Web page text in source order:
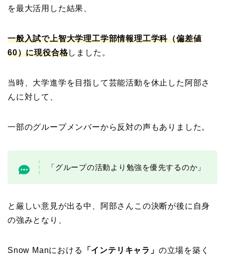
を最大活用した結果、
一般入試で上智大学理工学部情報理工学科（偏差値
60）に現役合格しました。
当時、大学進学を目指して芸能活動を休止した阿部さ
んに対して、
一部のグループメンバーから反対の声もありました。
「グループの活動より勉強を優先するのか」
と厳しい意見が出る中、阿部さんこの決断が後に自身
の強みとなり、
Snow Manにおける 「インテリキャラ」 の立場を築く